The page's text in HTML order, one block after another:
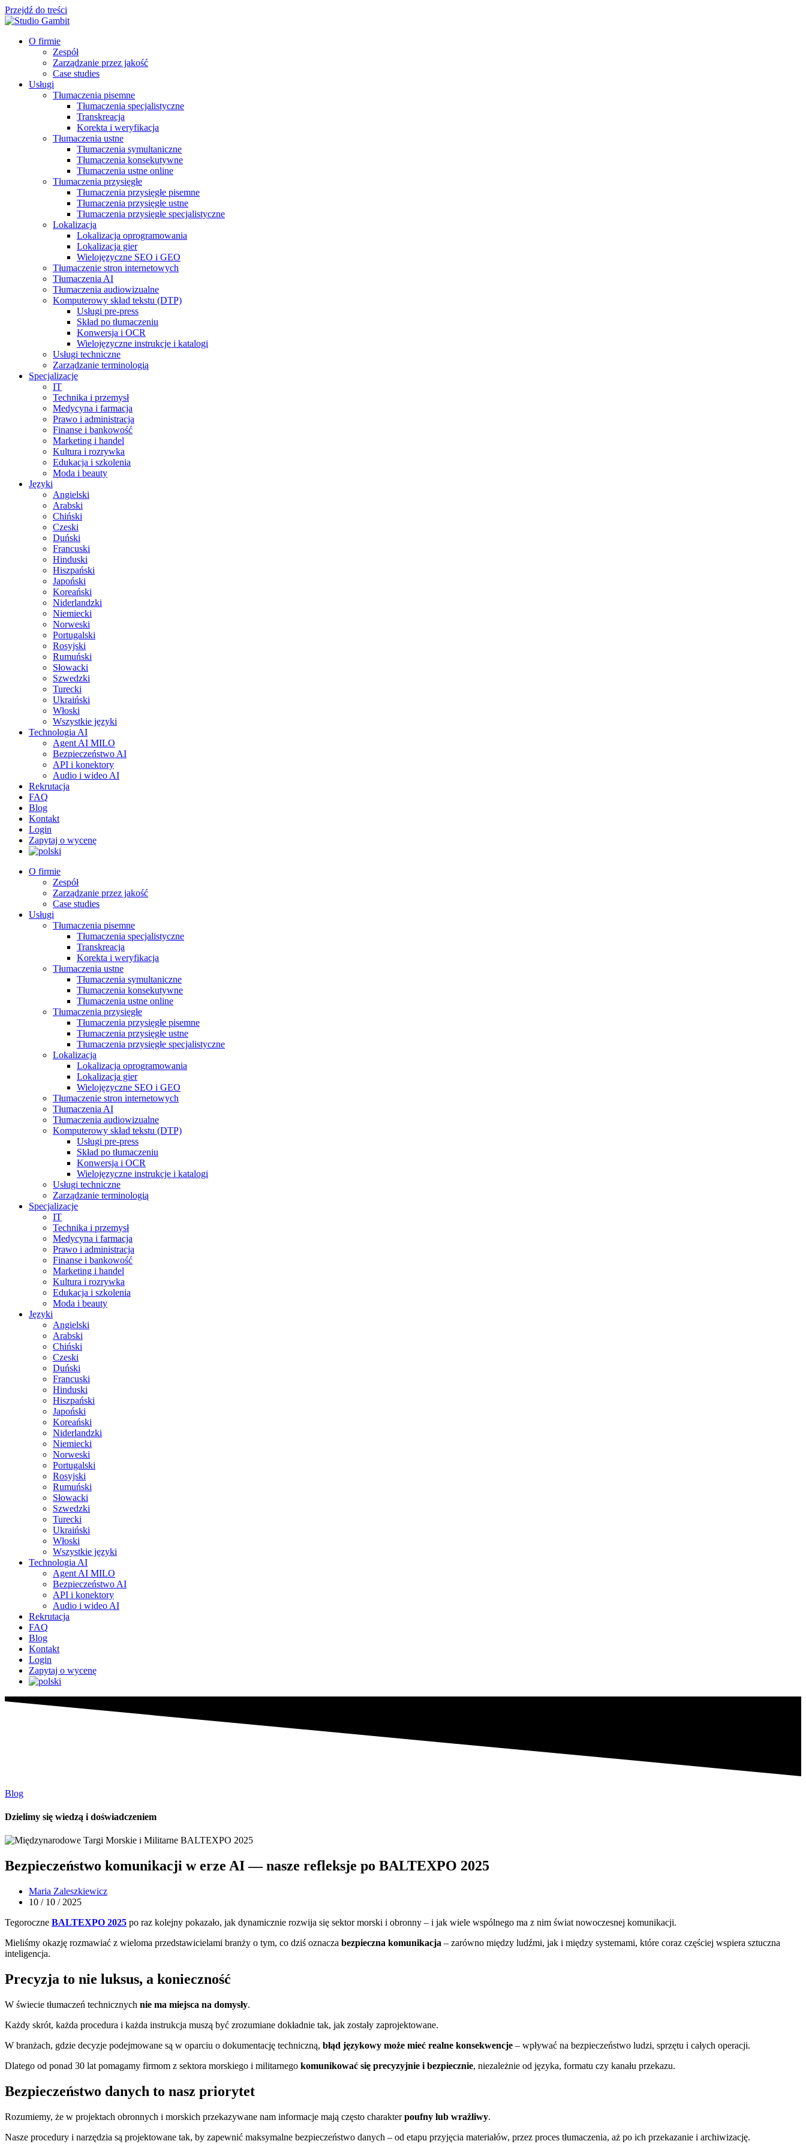
Przejdź do treści
O firmie
Zespół
Zarządzanie przez jakość
Case studies
Usługi
Tłumaczenia pisemne
Tłumaczenia specjalistyczne
Transkreacja
Korekta i weryfikacja
Tłumaczenia ustne
Tłumaczenia symultaniczne
Tłumaczenia konsekutywne
Tłumaczenia ustne online
Tłumaczenia przysięgłe
Tłumaczenia przysięgłe pisemne
Tłumaczenia przysięgłe ustne
Tłumaczenia przysięgłe specjalistyczne
Lokalizacja
Lokalizacja oprogramowania
Lokalizacja gier
Wielojęzyczne SEO i GEO
Tłumaczenie stron internetowych
Tłumaczenia AI
Tłumaczenia audiowizualne
Komputerowy skład tekstu (DTP)
Usługi pre-press
Skład po tłumaczeniu
Konwersja i OCR
Wielojęzyczne instrukcje i katalogi
Usługi techniczne
Zarządzanie terminologią
Specjalizacje
IT
Technika i przemysł
Medycyna i farmacja
Prawo i administracja
Finanse i bankowość
Marketing i handel
Kultura i rozrywka
Edukacja i szkolenia
Moda i beauty
Języki
Angielski
Arabski
Chiński
Czeski
Duński
Francuski
Hinduski
Hiszpański
Japoński
Koreański
Niderlandzki
Niemiecki
Norweski
Portugalski
Rosyjski
Rumuński
Słowacki
Szwedzki
Turecki
Ukraiński
Włoski
Wszystkie języki
Technologia AI
Agent AI MILO
Bezpieczeństwo AI
API i konektory
Audio i wideo AI
Rekrutacja
FAQ
Blog
Kontakt
Login
Zapytaj o wycenę
O firmie
Zespół
Zarządzanie przez jakość
Case studies
Usługi
Tłumaczenia pisemne
Tłumaczenia specjalistyczne
Transkreacja
Korekta i weryfikacja
Tłumaczenia ustne
Tłumaczenia symultaniczne
Tłumaczenia konsekutywne
Tłumaczenia ustne online
Tłumaczenia przysięgłe
Tłumaczenia przysięgłe pisemne
Tłumaczenia przysięgłe ustne
Tłumaczenia przysięgłe specjalistyczne
Lokalizacja
Lokalizacja oprogramowania
Lokalizacja gier
Wielojęzyczne SEO i GEO
Tłumaczenie stron internetowych
Tłumaczenia AI
Tłumaczenia audiowizualne
Komputerowy skład tekstu (DTP)
Usługi pre-press
Skład po tłumaczeniu
Konwersja i OCR
Wielojęzyczne instrukcje i katalogi
Usługi techniczne
Zarządzanie terminologią
Specjalizacje
IT
Technika i przemysł
Medycyna i farmacja
Prawo i administracja
Finanse i bankowość
Marketing i handel
Kultura i rozrywka
Edukacja i szkolenia
Moda i beauty
Języki
Angielski
Arabski
Chiński
Czeski
Duński
Francuski
Hinduski
Hiszpański
Japoński
Koreański
Niderlandzki
Niemiecki
Norweski
Portugalski
Rosyjski
Rumuński
Słowacki
Szwedzki
Turecki
Ukraiński
Włoski
Wszystkie języki
Technologia AI
Agent AI MILO
Bezpieczeństwo AI
API i konektory
Audio i wideo AI
Rekrutacja
FAQ
Blog
Kontakt
Login
Zapytaj o wycenę
Blog
Dzielimy się wiedzą i doświadczeniem
Bezpieczeństwo komunikacji w erze AI — nasze refleksje po BALTEXPO 2025
Maria Zaleszkiewicz
10 / 10 / 2025
Tegoroczne BALTEXPO 2025 po raz kolejny pokazało, jak dynamicznie rozwija się sektor morski i obronny – i jak wiele wspólnego ma z nim świat nowoczesnej komunikacji.
Mieliśmy okazję rozmawiać z wieloma przedstawicielami branży o tym, co dziś oznacza bezpieczna komunikacja – zarówno między ludźmi, jak i między systemami, które coraz częściej wspiera sztuczna
inteligencja.
Precyzja to nie luksus, a konieczność
W świecie tłumaczeń technicznych nie ma miejsca na domysły.
Każdy skrót, każda procedura i każda instrukcja muszą być zrozumiane dokładnie tak, jak zostały zaprojektowane.
W branżach, gdzie decyzje podejmowane są w oparciu o dokumentację techniczną, błąd językowy może mieć realne konsekwencje – wpływać na bezpieczeństwo ludzi, sprzętu i całych operacji.
Dlatego od ponad 30 lat pomagamy firmom z sektora morskiego i militarnego komunikować się precyzyjnie i bezpiecznie, niezależnie od języka, formatu czy kanału przekazu.
Bezpieczeństwo danych to nasz priorytet
Rozumiemy, że w projektach obronnych i morskich przekazywane nam informacje mają często charakterpoufny lub wrażliwy.
Nasze procedury i narzędzia są projektowane tak, by zapewnić maksymalne bezpieczeństwo danych – od etapu przyjęcia materiałów, przez proces tłumaczenia, aż po ich przekazanie i archiwizację.